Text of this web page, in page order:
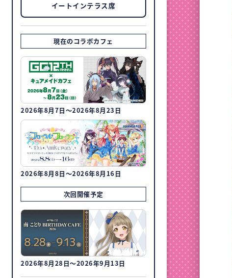
イートインテラス席
現在のコラボカフェ
2026年8月7日～2026年8月23日
2026年8月8日～2026年8月16日
次回開催予定
2026年8月28日～2026年9月13日